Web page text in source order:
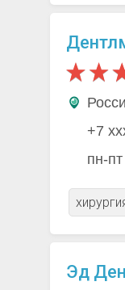
+7
пн-
Эд